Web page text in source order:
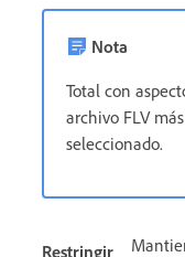
Nota
Total con
archivo FLV
seleccionado.
Restringir